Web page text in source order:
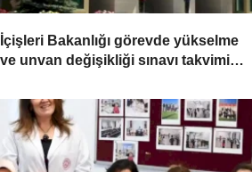
İçişleri Bakanlığı görevde yükselme
ve unvan değişikliği sınavı takvimini